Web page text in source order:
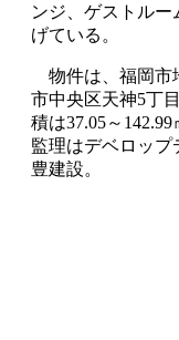
ンジ、ゲストル
げている。
物件は、福岡市
市中央区天神5丁
積は37.05～
監理はデベロップ
豊建設。